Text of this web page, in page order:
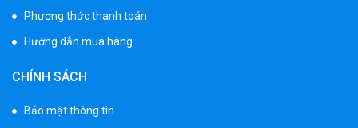
550.000 ₫
Phương thức thanh toán
Hướng dẫn mua hàng
CHÍNH SÁCH
Bảo mật thông tin